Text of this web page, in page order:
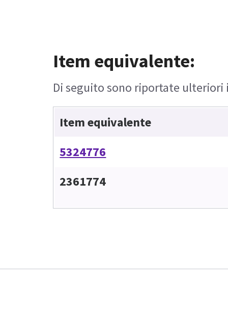
Item equivalente:
Di seguito sono riportate
Item equivalente
5324776
2361774